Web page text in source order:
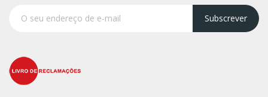
Subscrever